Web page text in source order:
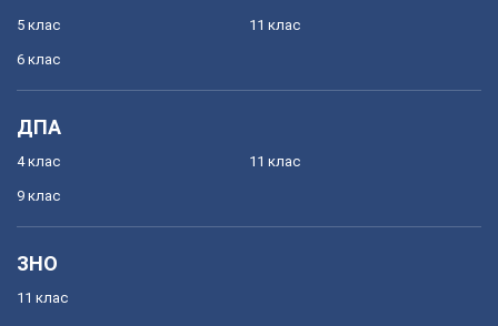
5 клас
6 клас
11 клас
ДПА
4 клас
9 клас
11 клас
ЗНО
11 клас